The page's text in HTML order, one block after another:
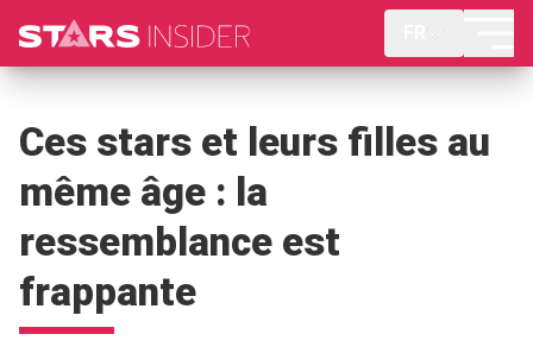
Ces stars et leurs filles au
même âge : la
ressemblance est
frappante